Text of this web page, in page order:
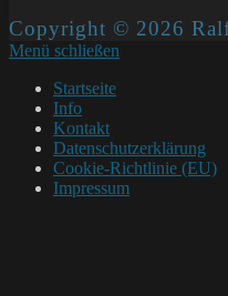
Copyright © 2026
Menü schließen
Startseite
Info
Kontakt
Datenschutzerklärung
Cookie-Richtlinie (EU)
Impressum